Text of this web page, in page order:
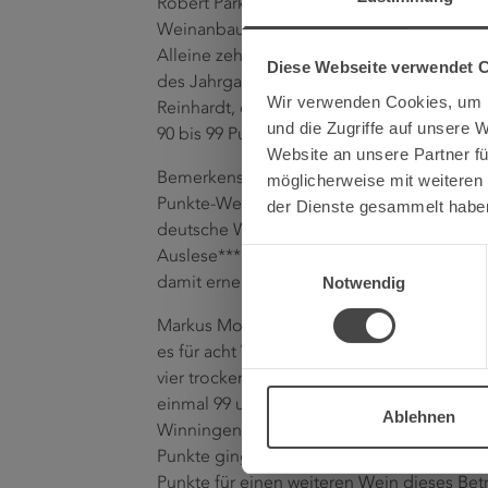
Diese Webseite verwendet
Wir verwenden Cookies,
und die Zugriffe auf unsere
Website an unsere Partner
möglicherweise mit
der Dienste gesammelt
Notwendig
Ablehnen
Robert Parkers Wine Advocate, die
Weinanbaugebiet Mosel eine noch nie
Alleine zehn Mal vergab der Wine
des Jahrgangs 2017 von der Mosel.
Reinhardt, der beim Wine Advocate für
90 bis 99 Punkten bedacht.
Bemerkenswert ist, dass nicht nur
Punkte-Weinen ist auch ein trockener
deutsche Wein, der mit 100 Punkten
Auslese*** (weiße Kapsel) des Weingutes
damit erneut, dass auch trockene
Markus Molitor kann sich auch für viere
es für acht Weine seiner 17er-Kollektion je
vier trockene Weine. Dreimal 100 Punkte
einmal 99 und zweimal 98 Punkte. 100
Winningen, zudem einmal die Note 97-99
Punkte ging an einen Riesling des
Punkte für einen weiteren Wein dieses